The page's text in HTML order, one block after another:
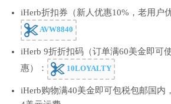
iHerb折扣券（新人优惠10%，老用户
AVW8840
iHerb 9折折扣码（订单满60美金即可
惠）：
10LOYALTY
iHerb购物满40美金即可包税包邮国内